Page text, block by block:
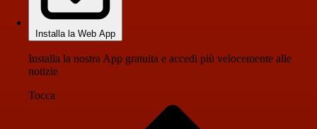
Installa la Web App
Installa la nostra App gratuita e accedi più velocemente alle
notizie
Tocca